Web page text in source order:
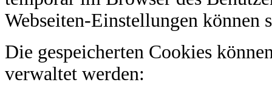
Webseiten-Einstellungen können
Die gespeicherten Cookies
verwaltet werden: